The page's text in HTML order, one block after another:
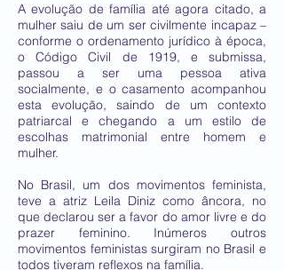
A evolução de família até agora citado, a
mulher saiu de um ser civilmente incapaz –
conforme o ordenamento jurídico à época,
o Código Civil de 1919, e submissa,
passou a ser uma pessoa ativa
socialmente, e o casamento acompanhou
esta evolução, saindo de um contexto
patriarcal e chegando a um estilo de
escolhas matrimonial entre homem e
mulher.
No Brasil, um dos movimentos feminista,
teve a atriz Leila Diniz como âncora, no
que declarou ser a favor do amor livre e do
prazer feminino. Inúmeros outros
movimentos feministas surgiram no Brasil e
todos tiveram reflexos na família.